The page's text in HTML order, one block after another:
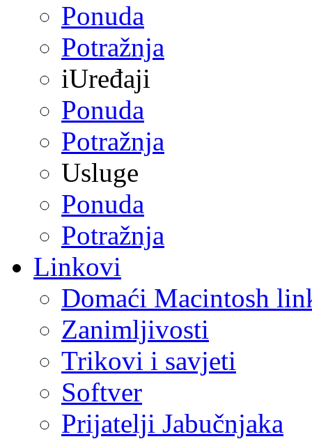
Ponuda
Potražnja
iUređaji
Ponuda
Potražnja
Usluge
Ponuda
Potražnja
Linkovi
Domaći Macintosh
Zanimljivosti
Trikovi i savjeti
Softver
Prijatelji Jabučnjaka